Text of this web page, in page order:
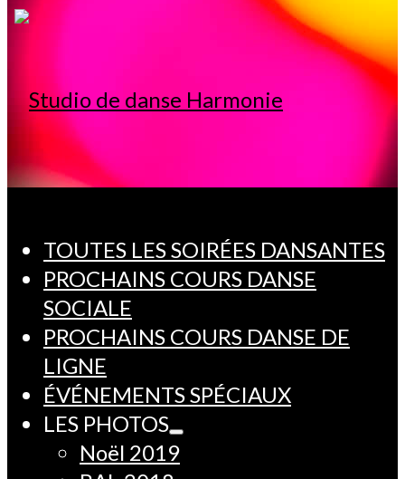
TOUTES LES SOIRÉES DANSANTES
PROCHAINS COURS DANSE
SOCIALE
PROCHAINS COURS DANSE DE
LIGNE
ÉVÉNEMENTS SPÉCIAUX
LES PHOTOS
Noël 2019